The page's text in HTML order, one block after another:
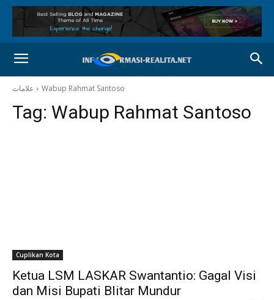
علامات Wabup Rahmat Santoso
Tag: Wabup Rahmat Santoso
Cuplikan Kota
Ketua LSM LASKAR Swantantio: Gagal Visi
dan Misi Bupati Blitar Mundur